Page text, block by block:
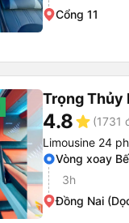
Cổng 11
Trọng Thủy
4.8star (1731
Limousine 24
Vòng xoay
3h
Đồng Nai